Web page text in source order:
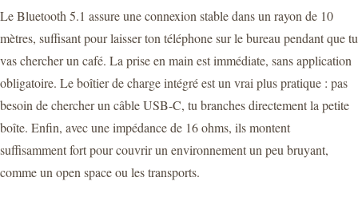
Le Bluetooth 5.1 assure une connexion stable dans un rayon de 10
mètres, suffisant pour laisser ton téléphone sur le bureau pendant que tu
vas chercher un café. La prise en main est immédiate, sans application
obligatoire. Le boîtier de charge intégré est un vrai plus pratique : pas
besoin de chercher un câble USB-C, tu branches directement la petite
boîte. Enfin, avec une impédance de 16 ohms, ils montent
suffisamment fort pour couvrir un environnement un peu bruyant,
comme un open space ou les transports.